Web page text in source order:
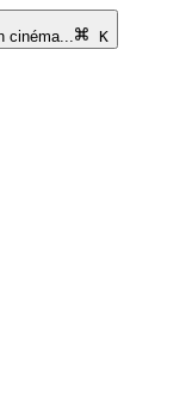
cinéma...
K